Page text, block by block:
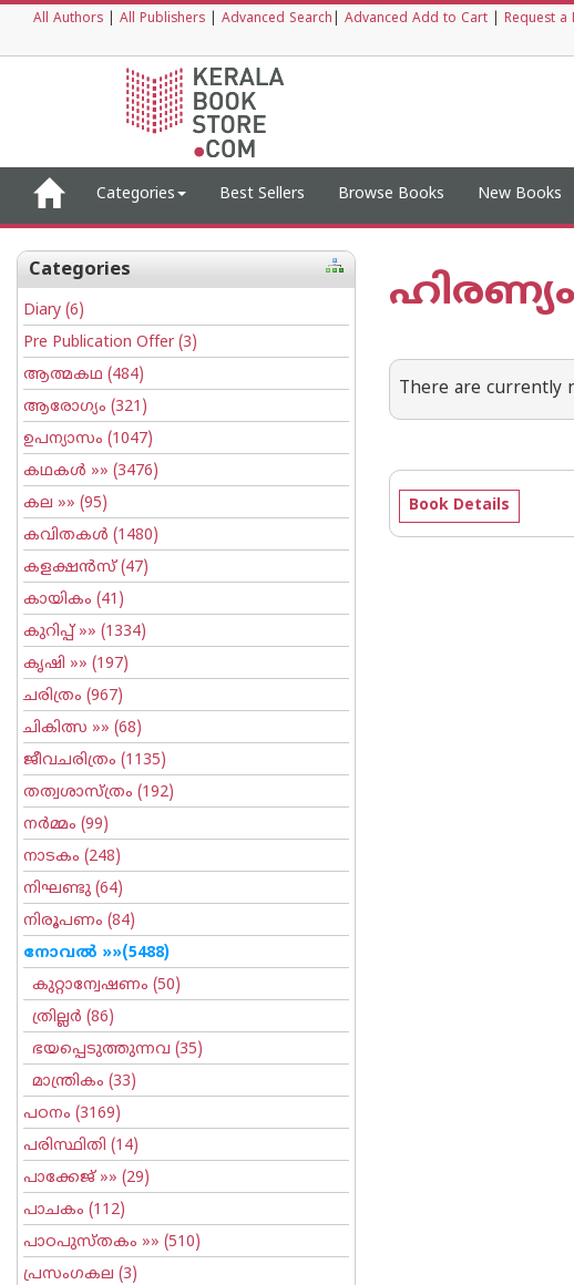
All Authors All Publishers Advanced Search Advanced Add to Cart Request a
Categories Best Sellers Browse Books New Books
Categories
Diary (6)
Pre Publication Offer(3)
ആത്മകഥ (484)
ആരോഗ്യം (321)
ഉപന്യാസം (1047)
കഥകള്‍ »» (3476)
കല »» (95)
കവിതകള്‍ (1480)
കളക്ഷന്‍സ്(47)
കായികം (41)
കുറിപ്പ്‌ »» (1334)
കൃഷി »» (197)
ചരിത്രം (967)
ചികിത്സ »» (68)
ജീവചരിത്രം (1135)
തത്വശാസ്ത്രം (192)
നര്‍മ്മം (99)
നാടകം (248)
നിഘണ്ടു (64)
നിരൂപണം (84)
നോവല്‍ »»(5488)
കുറ്റാന്വേഷണം (50)
ത്രില്ലര്‍ (86)
ഭയപ്പെടുത്തുന്നവ (35)
മാന്ത്രികം (33)
പഠനം (3169)
പരിസ്ഥിതി (14)
പാക്കേജ് »» (29)
പാചകം (112)
പാഠപുസ്തകം »» (510)
പ്രസംഗകല (3)
ഹിരണ്യം
There are currently
Book Details